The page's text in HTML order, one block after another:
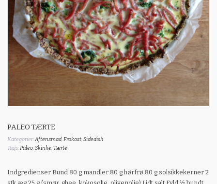
PALEO TÆRTE
Kategorier:Aftensmad Frokost Sidedish
Tags: Paleo Skinke Tærte
Indgredienser Bund 80 g mandler 80 g hørfrø 80 g solsikkekerner 2